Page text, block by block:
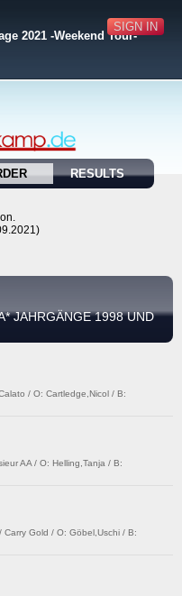
SIGN IN
2021 -Weekend Tour-
RESULTS
JAHRGÄNGE 1998 UND
/ O: Cartledge,Nicol / B:
AA / O: Helling,Tanja / B:
Gold / O: Göbel,Uschi / B: